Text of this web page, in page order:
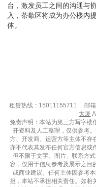
台，激发员工之间的沟通与
入，茶歇区将成为办公楼内
体。
租赁热线：15011155711 邮
大厦
免责声明：本站为第三方写字楼
开资料及人工整理，仅供参考
方、开发商、运营方等主体不存
亦不代表其发布任何官方信息或
但不限于文字、图片、联系方
容，仅用于信息参考及展示之目
或商业建议。任何主体因参考
担，本站不承担相关责任。如相